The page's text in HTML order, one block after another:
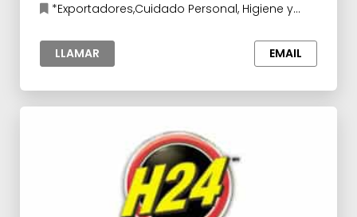
*Exportadores,Cuidado Personal, Higiene y
Industria,Manufacturas y Maquilas
LLAMAR
EMAIL